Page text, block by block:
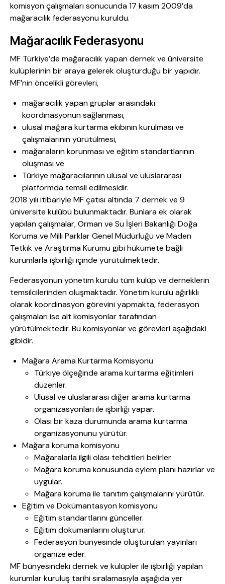
komisyon çalışmaları sonucunda 17 kasım 2009’da
mağaracılık federasyonu kuruldu.
Mağaracılık Federasyonu
MF Türkiye’de mağaracılık yapan dernek ve üniversite
kulüplerinin bir araya gelerek oluşturduğu bir yapıdır.
MF’nin öncelikli görevleri,
mağaracılık yapan gruplar arasındaki
koordinasyonun sağlanması,
ulusal mağara kurtarma ekibinin kurulması ve
çalışmalarının yürütülmesi,
mağaraların korunması ve eğitim standartlarının
oluşması ve
Türkiye mağaracılarının ulusal ve uluslararası
platformda temsil edilmesidir.
2018 yılı itibariyle MF çatısı altında 7 dernek ve 9
üniversite kulübü bulunmaktadır. Bunlara ek olarak
yapılan çalışmalar, Orman ve Su İşleri Bakanlığı Doğa
Koruma ve Milli Parklar Genel Müdürlüğü ve Maden
Tetkik ve Araştırma Kurumu gibi hükümete bağlı
kurumlarla işbirliği içinde yürütülmektedir.
Federasyonun yönetim kurulu tüm kulüp ve derneklerin
temsilcilerinden oluşmaktadır. Yönetim kurulu ağırlıklı
olarak koordinasyon görevini yapmakta, federasyon
çalışmaları ise alt komisyonlar tarafından
yürütülmektedir. Bu komisyonlar ve görevleri aşağıdaki
gibidir.
Mağara Arama Kurtarma Komisyonu
Türkiye ölçeğinde arama kurtarma eğitimleri
düzenler.
Ulusal ve uluslararası diğer arama kurtarma
organizasyonları ile işbirliği yapar.
Olası bir kaza durumunda arama kurtarma
organizasyonunu yürütür.
Mağara koruma komisyonu
Mağaralarla ilgili olası tehditleri belirler
Mağara koruma konusunda eylem planı hazırlar ve
uygular.
Mağara koruma ile tanıtım çalışmalarını yürütür.
Eğitim ve Dokümantasyon komisyonu
Eğitim standartlarını günceller.
Eğitim dokümanlarını oluşturur.
Federasyon bünyesinde oluşturulan yayınları
organize eder.
MF bünyesindeki dernek ve kulüpler ile işbirliği yapılan
kurumlar kuruluş tarihi sıralamasıyla aşağıda yer